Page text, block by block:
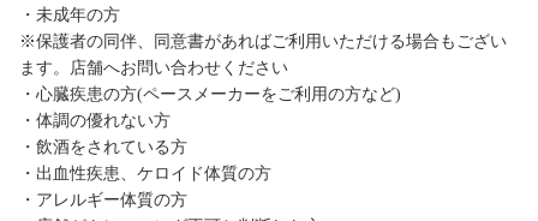
・未成年の方
※保護者の同伴、同意書があればご利用いただける場合もござい
ます。店舗へお問い合わせください
・心臓疾患の方(ペースメーカーをご利用の方など)
・体調の優れない方
・飲酒をされている方
・出血性疾患、ケロイド体質の方
・アレルギー体質の方